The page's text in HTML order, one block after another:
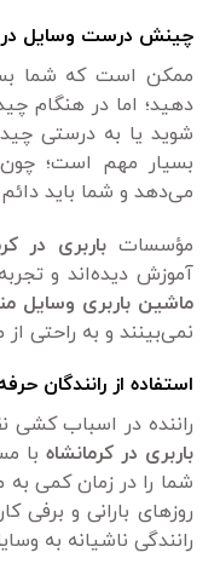
چینش درست وسایل در
ممکن است که شما
دهید؛ اما در هنگام
شوید یا به درستی
بسیار مهم است؛
می‌دهد و شما باید
مؤسساتباربری در
آموزش دیده‌اند و
ماشین باربری وسایل
نمی‌بینند و به راحتی
استفاده از رانندگان
راننده در اسباب کشی
باربری در کرمانشاه با
شما را در زمان کمی
روزهای بارانی و
رانندگی ناشیانه به